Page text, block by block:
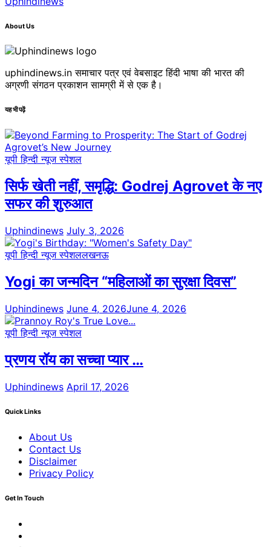
About Us
uphindinews.in समाचार पत्र एवं वेबसाइट हिंदी भाषा की भारत की
अग्रणी संगठन प्रकाशन सामग्री में से एक है।
यह भी पढ़ें
यूपी हिन्दी न्यूज स्पेशल
सिर्फ खेती नहीं, समृद्धि: Godrej Agrovet के नए
सफर की शुरुआत
Uphindinews July 3, 2026
यूपी हिन्दी न्यूज स्पेशललखनऊ
Yogi का जन्मदिन “महिलाओं का सुरक्षा दिवस”
Uphindinews June 4, 2026June 4, 2026
यूपी हिन्दी न्यूज स्पेशल
प्रणय रॉय का सच्चा प्यार …
Uphindinews April 17, 2026
Quick Links
About Us
Contact Us
Disclaimer
Privacy Policy
Get In Touch